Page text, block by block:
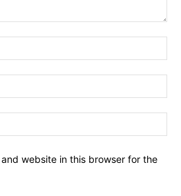
website in this browser for the